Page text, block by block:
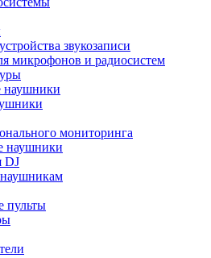
звукозаписи
микрофонов и радиосистем
наушники
мониторинга
наушники
DJ
пульты